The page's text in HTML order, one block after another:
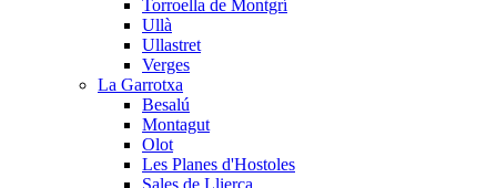
Torroella de Montgrí
Ullà
Ullastret
Verges
La Garrotxa
Besalú
Montagut
Olot
Les Planes d'Hostoles
Sales de Llierca